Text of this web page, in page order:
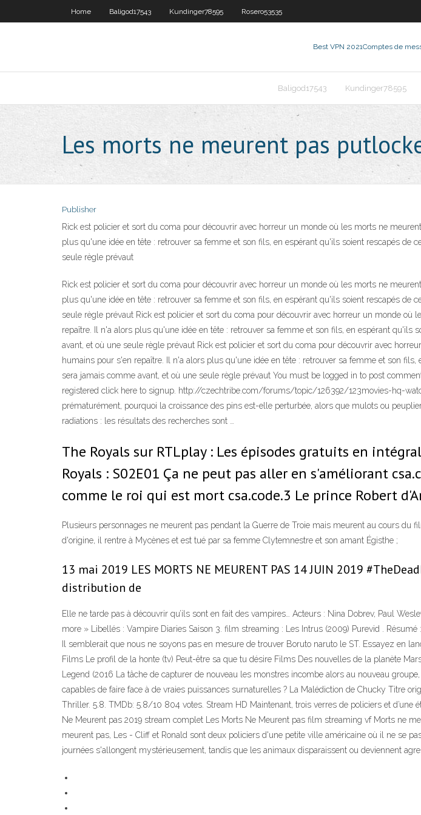
Home Baligod17543 Kundinger78595 Rosero53535
Best VPN 2021Comptes de
Baligod17543 Kundinger78595
Les morts ne meurent pas
Publisher
Rick est policier et sort du coma pour découvrir avec horreur un monde où les morts ne
plus qu'une idée en tête : retrouver sa femme et son fils, en espérant qu'ils soient rescapés
seule règle prévaut
Rick est policier et sort du coma pour découvrir avec horreur un monde où les morts ne
plus qu'une idée en tête : retrouver sa femme et son fils, en espérant qu'ils soient rescapés
seule règle prévaut Rick est policier et sort du coma pour découvrir avec horreur un monde
repaître. Il n'a alors plus qu'une idée en tête : retrouver sa femme et son fils, en espérant
avant, et où une seule règle prévaut Rick est policier et sort du coma pour découvrir avec
humains pour s'en repaître. Il n'a alors plus qu'une idée en tête : retrouver sa femme et son
sera jamais comme avant, et où une seule règle prévaut You must be logged in to post
registered click here to signup. http://czechtribe.com/forums/topic/126392/123movies-hq-
prématurément, pourquoi la croissance des pins est-elle perturbée, alors que mulots ou
radiations : les résultats des recherches sont …
The Royals sur RTLplay : Les épisodes gratuits en
Royals : S02E01 Ça ne peut pas aller en s'améliorant
comme le roi qui est mort csa.code.3 Le prince Robert
Plusieurs personnages ne meurent pas pendant la Guerre de Troie mais meurent au cours
d'origine, il rentre à Mycènes et est tué par sa femme Clytemnestre et son amant Égisthe ;
13 mai 2019 LES MORTS NE MEURENT PAS 14 JUIN 2019
distribution de
Elle ne tarde pas à découvrir qu’ils sont en fait des vampires… Acteurs : Nina Dobrev, Paul
more » Libellés : Vampire Diaries Saison 3. film streaming : Les Intrus (2009) Purevid .
Il semblerait que nous ne soyons pas en mesure de trouver Boruto naruto le ST. Essayez en
Films Le profil de la honte (tv) Peut-être sa que tu désire Films Des nouvelles de la planète
Legend (2016 La tâche de capturer de nouveau les monstres incombe alors au nouveau
capables de faire face à de vraies puissances surnaturelles ? La Malédiction de Chucky Titre
Thriller. 5.8. TMDb: 5.8/10 804 votes. Stream HD Maintenant, trois verres de policiers et d’une
Ne Meurent pas 2019 stream complet Les Morts Ne Meurent pas film streaming vf Morts ne
meurent pas, Les - Cliff et Ronald sont deux policiers d'une petite ville américaine où il ne se
journées s'allongent mystérieusement, tandis que les animaux disparaissent ou deviennent